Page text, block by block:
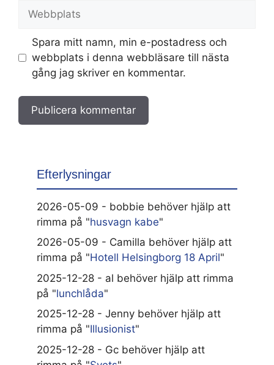
Spara mitt namn, min e-postadress och
webbplats i denna webbläsare till nästa
gång jag skriver en kommentar.
Efterlysningar
2026-05-09 - bobbie behöver hjälp att
rimma på "husvagn kabe"
2026-05-09 - Camilla behöver hjälp att
rimma på "Hotell Helsingborg 18 April"
2025-12-28 - al behöver hjälp att rimma
på "lunchlåda"
2025-12-28 - Jenny behöver hjälp att
rimma på "Illusionist"
2025-12-28 - Gc behöver hjälp att